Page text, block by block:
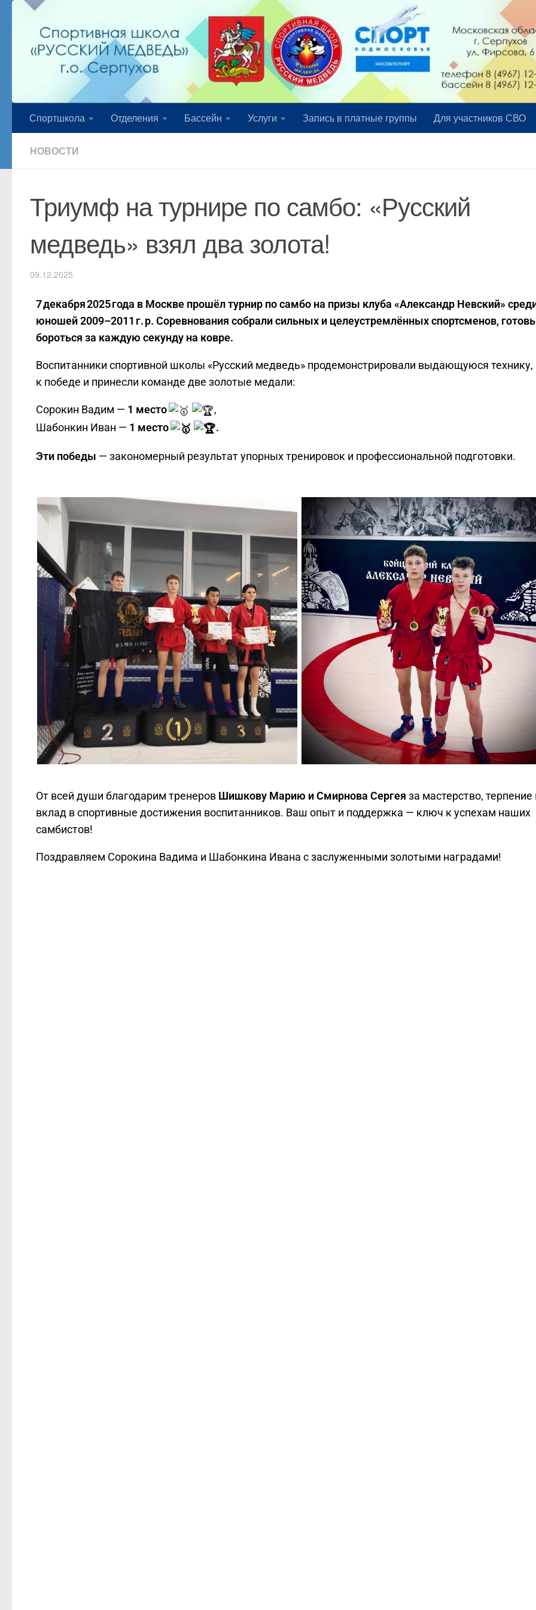
Спортшкола Отделения Бассейн Услуги Запись в платные группы Для участников СВО
НОВОСТИ
Триумф на турнире по самбо: «Русский
медведь» взял два золота!
09.12.2025
7 декабря 2025 года в Москве прошёл турнир по самбо на призы клуба «Александр Невский»
юношей 2009–2011 г. р. Соревнования собрали сильных и целеустремлённых спортсменов,
бороться за каждую секунду на ковре.
Воспитанники спортивной школы «Русский медведь» продемонстрировали выдающуюся
к победе и принесли команде две золотые медали:
Сорокин Вадим — 1 место
,
Шабонкин Иван — 1 место .
Эти победы — закономерный результат упорных тренировок и профессиональной подготовки.
От всей души благодарим тренеров Шишкову Марию и Смирнова Сергея за мастерство, терпение
вклад в спортивные достижения воспитанников. Ваш опыт и поддержка — ключ к успехам наших
самбистов!
Поздравляем Сорокина Вадима и Шабонкина Ивана с заслуженными золотыми наградами!